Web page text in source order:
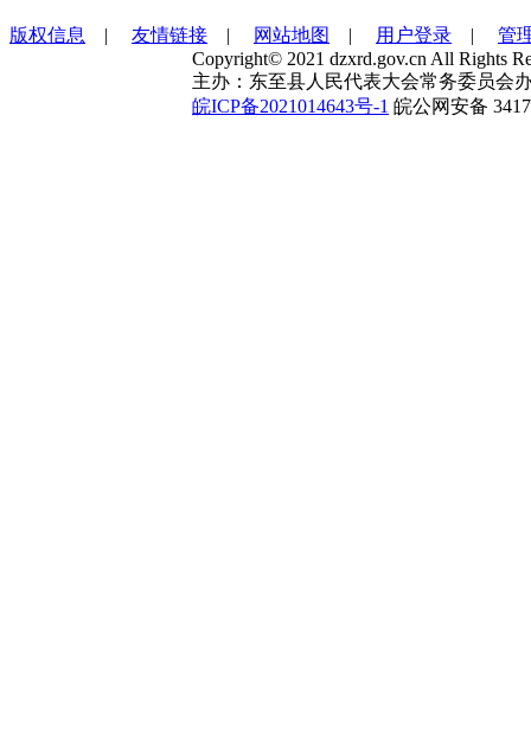
版权信息 | 友情链接 | 网站地图 | 用户登录 | 管
Copyright© 2021 dzxrd.gov.cn All Rights
主办：东至县人民代表大会常务委员会
皖ICP备2021014643号-1 皖公网安备